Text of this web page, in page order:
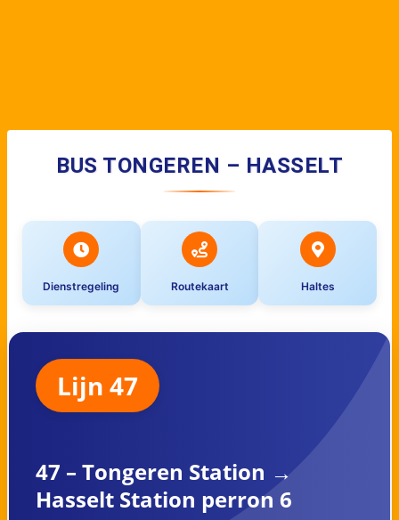
BUS TONGEREN – HASSELT
Dienstregeling Routekaart Haltes
Lijn 47
47 – Tongeren Station →
Hasselt Station perron 6